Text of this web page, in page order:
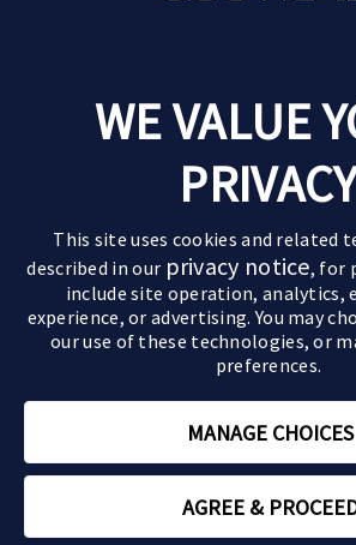
Goede momenten
Leefstijltips
Actief zijn
Relaties
Over parkinson
De ziekte van parkinson
Verloop van de ziekte
Symptomen
Motorische symptomen
Niet-motorische symptomen
Behandelingen
Medicijnen
Geavanceerde behandelingen
Paramedische zorg
Partners & kinderen
Impact op partner en kinderen
Impact op de relatie
Zorgen voor een ouder
Tips om voor jezelf te zorgen
Sommige beelden en personages
zijn AI-gegenereerd of dienen
Contact
WE VALUE
This site uses cookies and related
described in our privacy notice, for
include site operation, analytics,
experience, or advertising. You may
our use of these technologies, or
preferences.
MANAGE CHOICES
AGREE &